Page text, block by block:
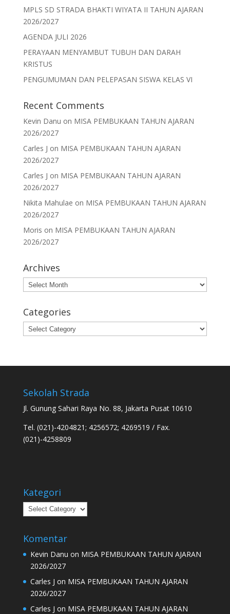
MPLS SD STRADA BHAKTI WIYATA II TAHUN AJARAN
2026/2027
AGENDA JULI 2026
PERAYAAN MENYAMBUT TUBUH DAN DARAH
KRISTUS
PENGUMUMAN DAN PELEPASAN SISWA KELAS VI
Recent Comments
Kevin Danu on MISA PEMBUKAAN TAHUN AJARAN
2026/2027
Carles J on MISA PEMBUKAAN TAHUN AJARAN
2026/2027
Carles J on MISA PEMBUKAAN TAHUN AJARAN
2026/2027
Nikita Mahulae on MISA PEMBUKAAN TAHUN AJARAN
2026/2027
Moris on MISA PEMBUKAAN TAHUN AJARAN
2026/2027
Archives
Archives
Categories
Categories
Sekolah Strada
Jl. Gunung Sahari Raya No. 88, Jakarta Pusat 10610
Tel. (021)-4204821; 4256572; 4269519 / Fax.
(021)-4258809
Kategori
Kategori
Komentar
Kevin Danu on MISA PEMBUKAAN TAHUN AJARAN
2026/2027
Carles J on MISA PEMBUKAAN TAHUN AJARAN
2026/2027
Carles J on MISA PEMBUKAAN TAHUN AJARAN